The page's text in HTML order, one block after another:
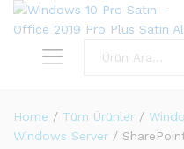
Home / Tüm Ürünler /
Windows Server /